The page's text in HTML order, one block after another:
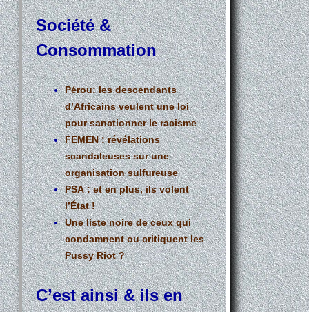
Société &
Consommation
Pérou: les descendants
d’Africains veulent une loi
pour sanctionner le racisme
FEMEN : révélations
scandaleuses sur une
organisation sulfureuse
PSA : et en plus, ils volent
l’État !
Une liste noire de ceux qui
condamnent ou critiquent les
Pussy Riot ?
C’est ainsi & ils en